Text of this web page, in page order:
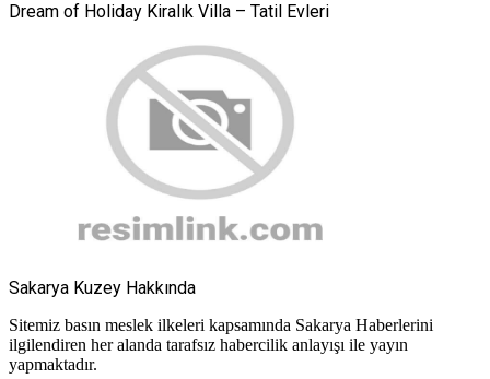
Dream of Holiday Kiralık Villa – Tatil Evleri
Sakarya Kuzey Hakkında
Sitemiz basın meslek ilkeleri kapsamında Sakarya Haberlerini
ilgilendiren her alanda tarafsız habercilik anlayışı ile yayın
yapmaktadır.